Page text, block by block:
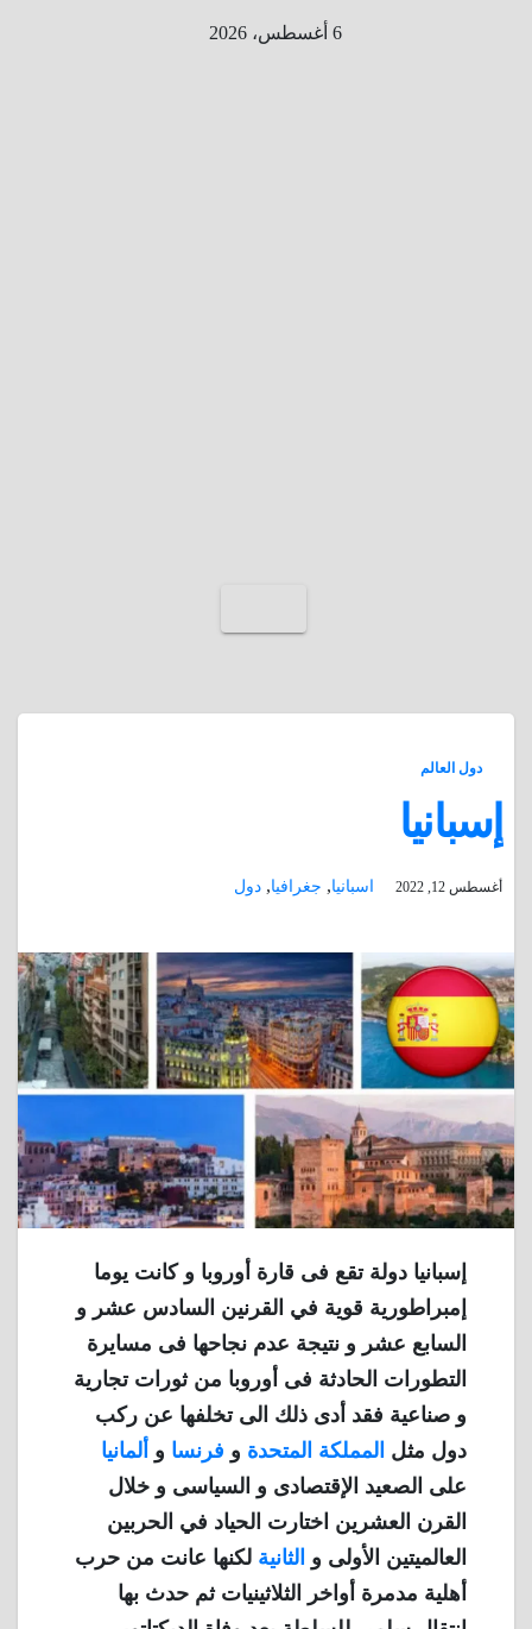
6 أغسطس، 2026
دول العالم
إسبانيا
أغسطس 12, 2022 اسبانيا, جغرافيا, دول
إسبانيا دولة تقع فى قارة أوروبا و كانت يوما
إمبراطورية قوية في القرنين السادس عشر و
السابع عشر و نتيجة عدم نجاحها فى مسايرة
التطورات الحادثة فى أوروبا من ثورات تجارية
و صناعية فقد أدى ذلك الى تخلفها عن ركب
دول مثل المملكة المتحدة و فرنسا و ألمانيا
على الصعيد الإقتصادى و السياسى و خلال
القرن العشرين اختارت الحياد في الحربين
العالميتين الأولى و الثانية لكنها عانت من حرب
أهلية مدمرة أواخر الثلاثينيات ثم حدث بها